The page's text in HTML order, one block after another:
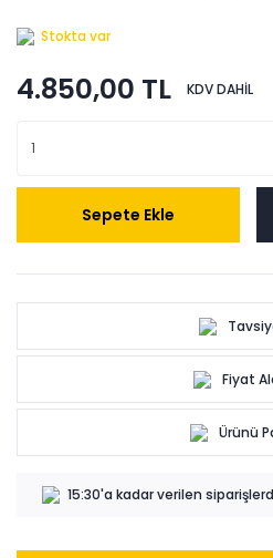
Stokta var
4.850,00 TL KDV DAHİL
Sepete Ekle
Fiyat
Ürünü
15:30'a kadar verilen